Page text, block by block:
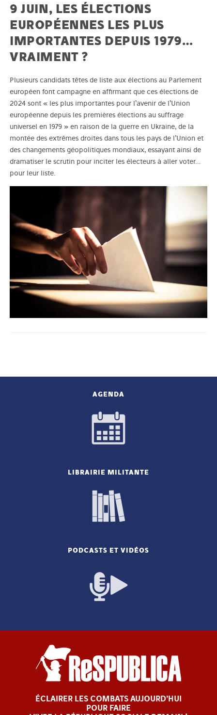
9 JUIN, LES ÉLECTIONS
EUROPÉENNES LES PLUS
IMPORTANTES DEPUIS 1979…
VRAIMENT ?
Plusieurs candidats têtes de liste aux élections au Parlement
européen font campagne en affirmant que ces élections de
2024 sont « les plus importantes pour l’avenir de l’Union
européenne depuis les premières élections au suffrage
universel en 1979 » en raison de la guerre en Ukraine, de la
montée des extrêmes droites dans tous les pays de l’Union et
des changements géopolitiques mondiaux, essayant ainsi de
dramatiser le scrutin pour inciter les électeurs à aller voter…
pour leur liste.
AGENDA
LIBRAIRIE MILITANTE
PODCASTS ET VIDÉOS
ÉCLAIRER LES COMBATS AUJOURD’HUI
POUR FAIRE